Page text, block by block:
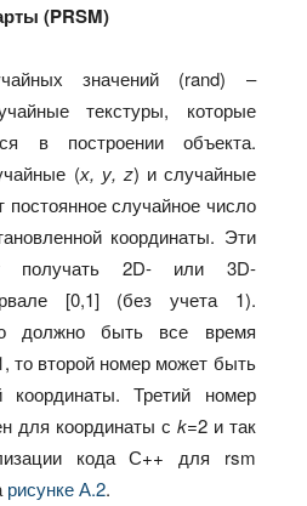
(PRSM)
значений (rand) –
текстуры, которые
в построении объекта.
(х, у, z) и случайные
случайное число
координаты. Эти
получать 2D- или 3D-
[0,1] (без учета 1).
должно быть все время
то второй номер может быть
Третий номер
для координаты с k=2 и так
кода С++ для rsm
рисунке А.2.